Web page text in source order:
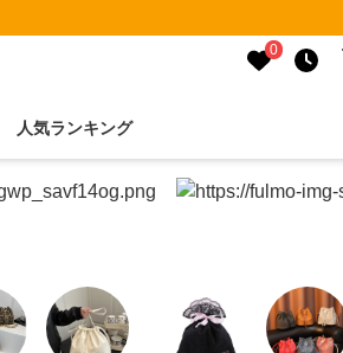
0
人気ランキング